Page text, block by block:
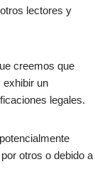
lectores y
creemos que
exhibir un
legales.
otros o debido a